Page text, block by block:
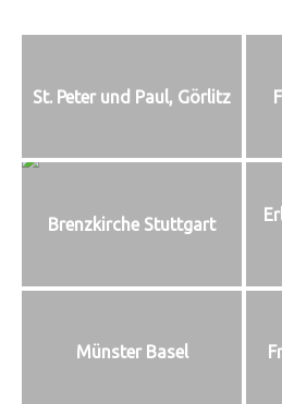
St. Peter und Paul, Görlitz
Brenzkirche Stuttgart
Münster Basel